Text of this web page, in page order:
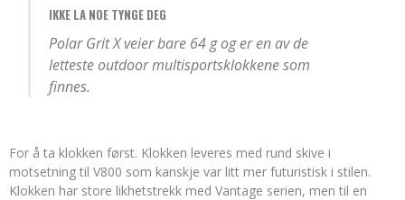
IKKE LA NOE TYNGE DEG
Polar Grit X veier bare 64 g og er en av de
letteste outdoor multisportsklokkene som
finnes.
For å ta klokken først. Klokken leveres med rund skive i
motsetning til V800 som kanskje var litt mer futuristisk i stilen.
Klokken har store likhetstrekk med Vantage serien, men til en